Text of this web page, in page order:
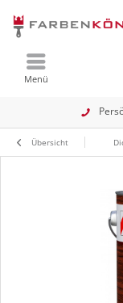
Menü
Übersicht